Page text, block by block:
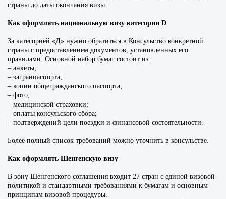
страны до даты окончания визы.
Как оформлять национальную визу категории D
За категорией «Д» нужно обратиться в Консульство конкретной
страны с предоставлением документов, установленных его
правилами. Основной набор бумаг состоит из:
– анкеты;
– загранпаспорта;
– копии общегражданского паспорта;
– фото;
– медицинской страховки;
– оплаты консульского сбора;
– подтверждений цели поездки и финансовой состоятельности.
Более полный список требований можно уточнить в консульстве.
Как оформлять Шенгенскую визу
В зону Шенгенского соглашения входит 27 стран с единой визовой
политикой и стандартными требованиями к бумагам и основным
принципам визовой процедуры.